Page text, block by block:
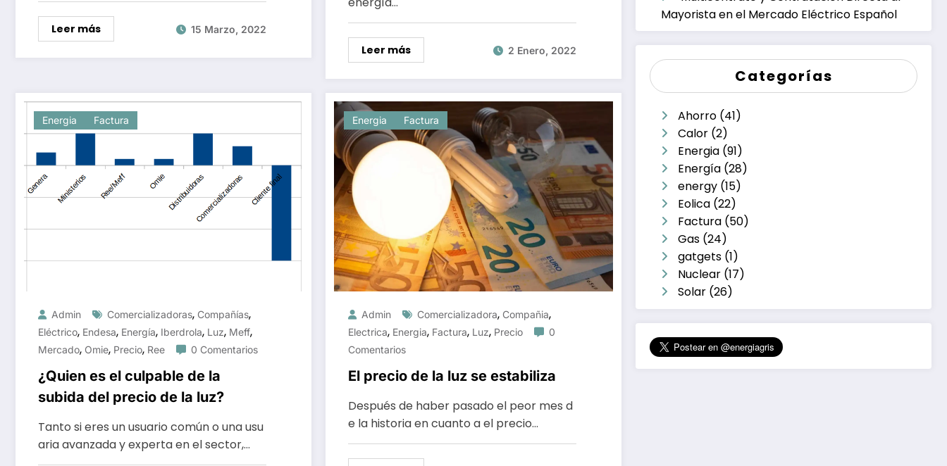
Leer más 15 Marzo, 2022
Leer más 2 Enero, 2022
Energia Factura
Admin Comercializadoras, Compañías,
Eléctrico, Endesa, Energía, Iberdrola, Luz, Meff,
Mercado, Omie, Precio, Ree 0 Comentarios
¿Quien es el culpable de la
subida del precio de la luz?
Tanto si eres un usuario común o una usu
aria avanzada y experta en el sector,…
Energia Factura
Admin Comercializadora, Compañia,
Electrica, Energia, Factura, Luz, Precio
0
Comentarios
El precio de la luz se estabiliza
Después de haber pasado el peor mes d
e la historia en cuanto a el precio…
Mayorista en el Mercado Eléctrico Español
Categorías
Ahorro (41)
Calor (2)
Energia (91)
Energía (28)
energy (15)
Eolica (22)
Factura (50)
Gas (24)
gatgets (1)
Nuclear (17)
Solar (26)